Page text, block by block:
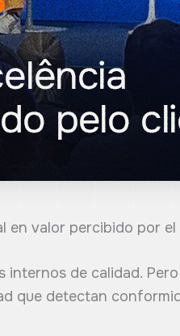
en valor percibido por el
internos de calidad.
que detectan